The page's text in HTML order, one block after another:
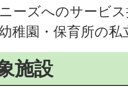
ーズへのサービ
稚園・保育所の
施設